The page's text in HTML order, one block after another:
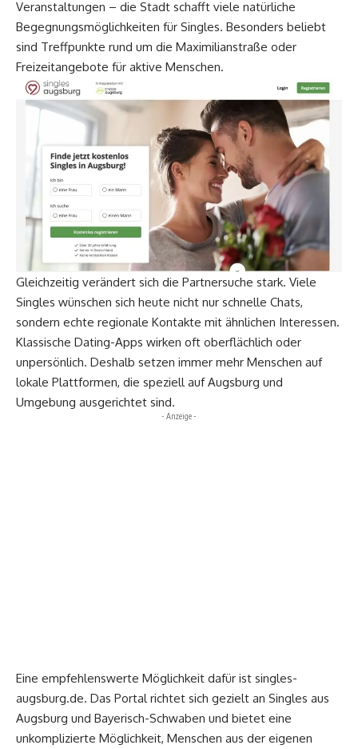
Veranstaltungen – die Stadt schafft viele natürliche
Begegnungsmöglichkeiten für Singles. Besonders beliebt
sind Treffpunkte rund um die Maximilianstraße oder
Freizeitangebote für aktive Menschen.
Gleichzeitig verändert sich die Partnersuche stark. Viele
Singles wünschen sich heute nicht nur schnelle Chats,
sondern echte regionale Kontakte mit ähnlichen Interessen.
Klassische Dating-Apps wirken oft oberflächlich oder
unpersönlich. Deshalb setzen immer mehr Menschen auf
lokale Plattformen, die speziell auf Augsburg und
Umgebung ausgerichtet sind.
- Anzeige -
Eine empfehlenswerte Möglichkeit dafür ist singles-
augsburg.de. Das Portal richtet sich gezielt an Singles aus
Augsburg und Bayerisch-Schwaben und bietet eine
unkomplizierte Möglichkeit, Menschen aus der eigenen